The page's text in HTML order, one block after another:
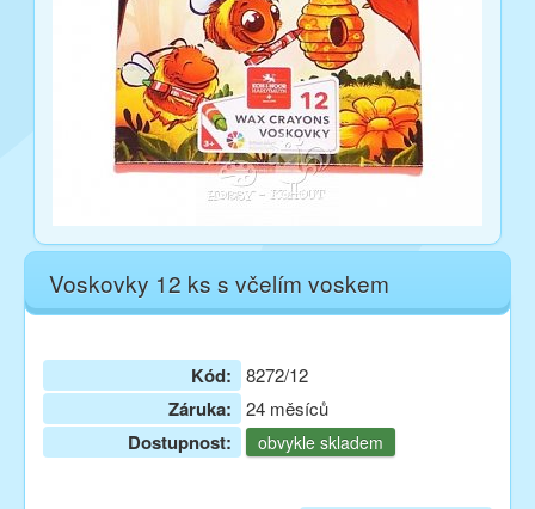
Voskovky 12 ks s včelím voskem
Kód: 8272/12
Záruka: 24 měsíců
Dostupnost: obvykle skladem